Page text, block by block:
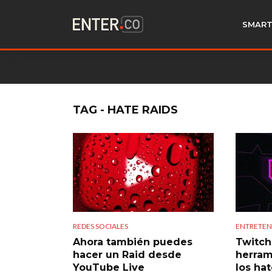
TAG - HATE RAIDS
REDES SOCIALES
Ahora también puedes
hacer un Raid desde
YouTube Live
los